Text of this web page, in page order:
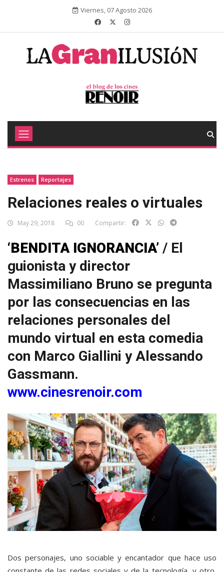
Viernes, 07 Agosto 2026
Estrenos Reportajes
Relaciones reales o virtuales
May 29, 2018 00 Compartir:
‘BENDITA IGNORANCIA’ / El
guionista y director
Massimiliano Bruno se pregunta
por las consecuencias en las
relaciones personales del
mundo virtual en esta comedia
con Marco Giallini y Alessando
Gassmann.
www.cinesrenoir.com
Dos personajes, uno sociable y encantador que hace uso